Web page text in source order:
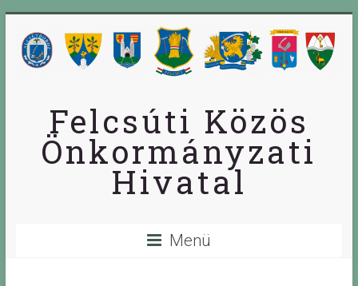
Felcsúti Közös
Önkormányzati
Hivatal
Menü